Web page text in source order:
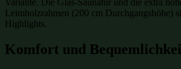
Variante. Die Glas-Saunatür und die extra
Leimholzrahmen (200 cm Durchgangshöhe)
Highlights.
Komfort und